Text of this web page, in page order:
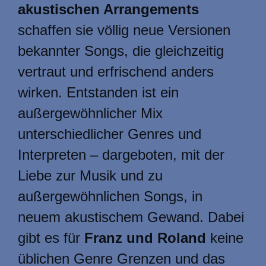
akustischen Arrangements
schaffen sie völlig neue Versionen
bekannter Songs, die gleichzeitig
vertraut und erfrischend anders
wirken. Entstanden ist ein
außergewöhnlicher Mix
unterschiedlicher Genres und
Interpreten – dargeboten, mit der
Liebe zur Musik und zu
außergewöhnlichen Songs, in
neuem akustischem Gewand. Dabei
gibt es für Franz und Roland keine
üblichen Genre Grenzen und das